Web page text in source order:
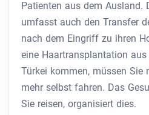
Patienten aus dem Ausland.
umfasst auch den Transfer
nach dem Eingriff zu ihren
eine Haartransplantation
Türkei kommen, müssen
mehr selbst fahren. Das
Sie reisen, organisiert dies.